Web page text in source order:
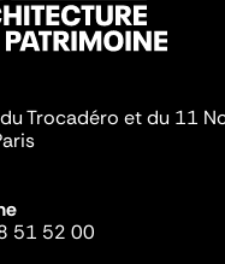
Trocadéro et du 11
51 52 00